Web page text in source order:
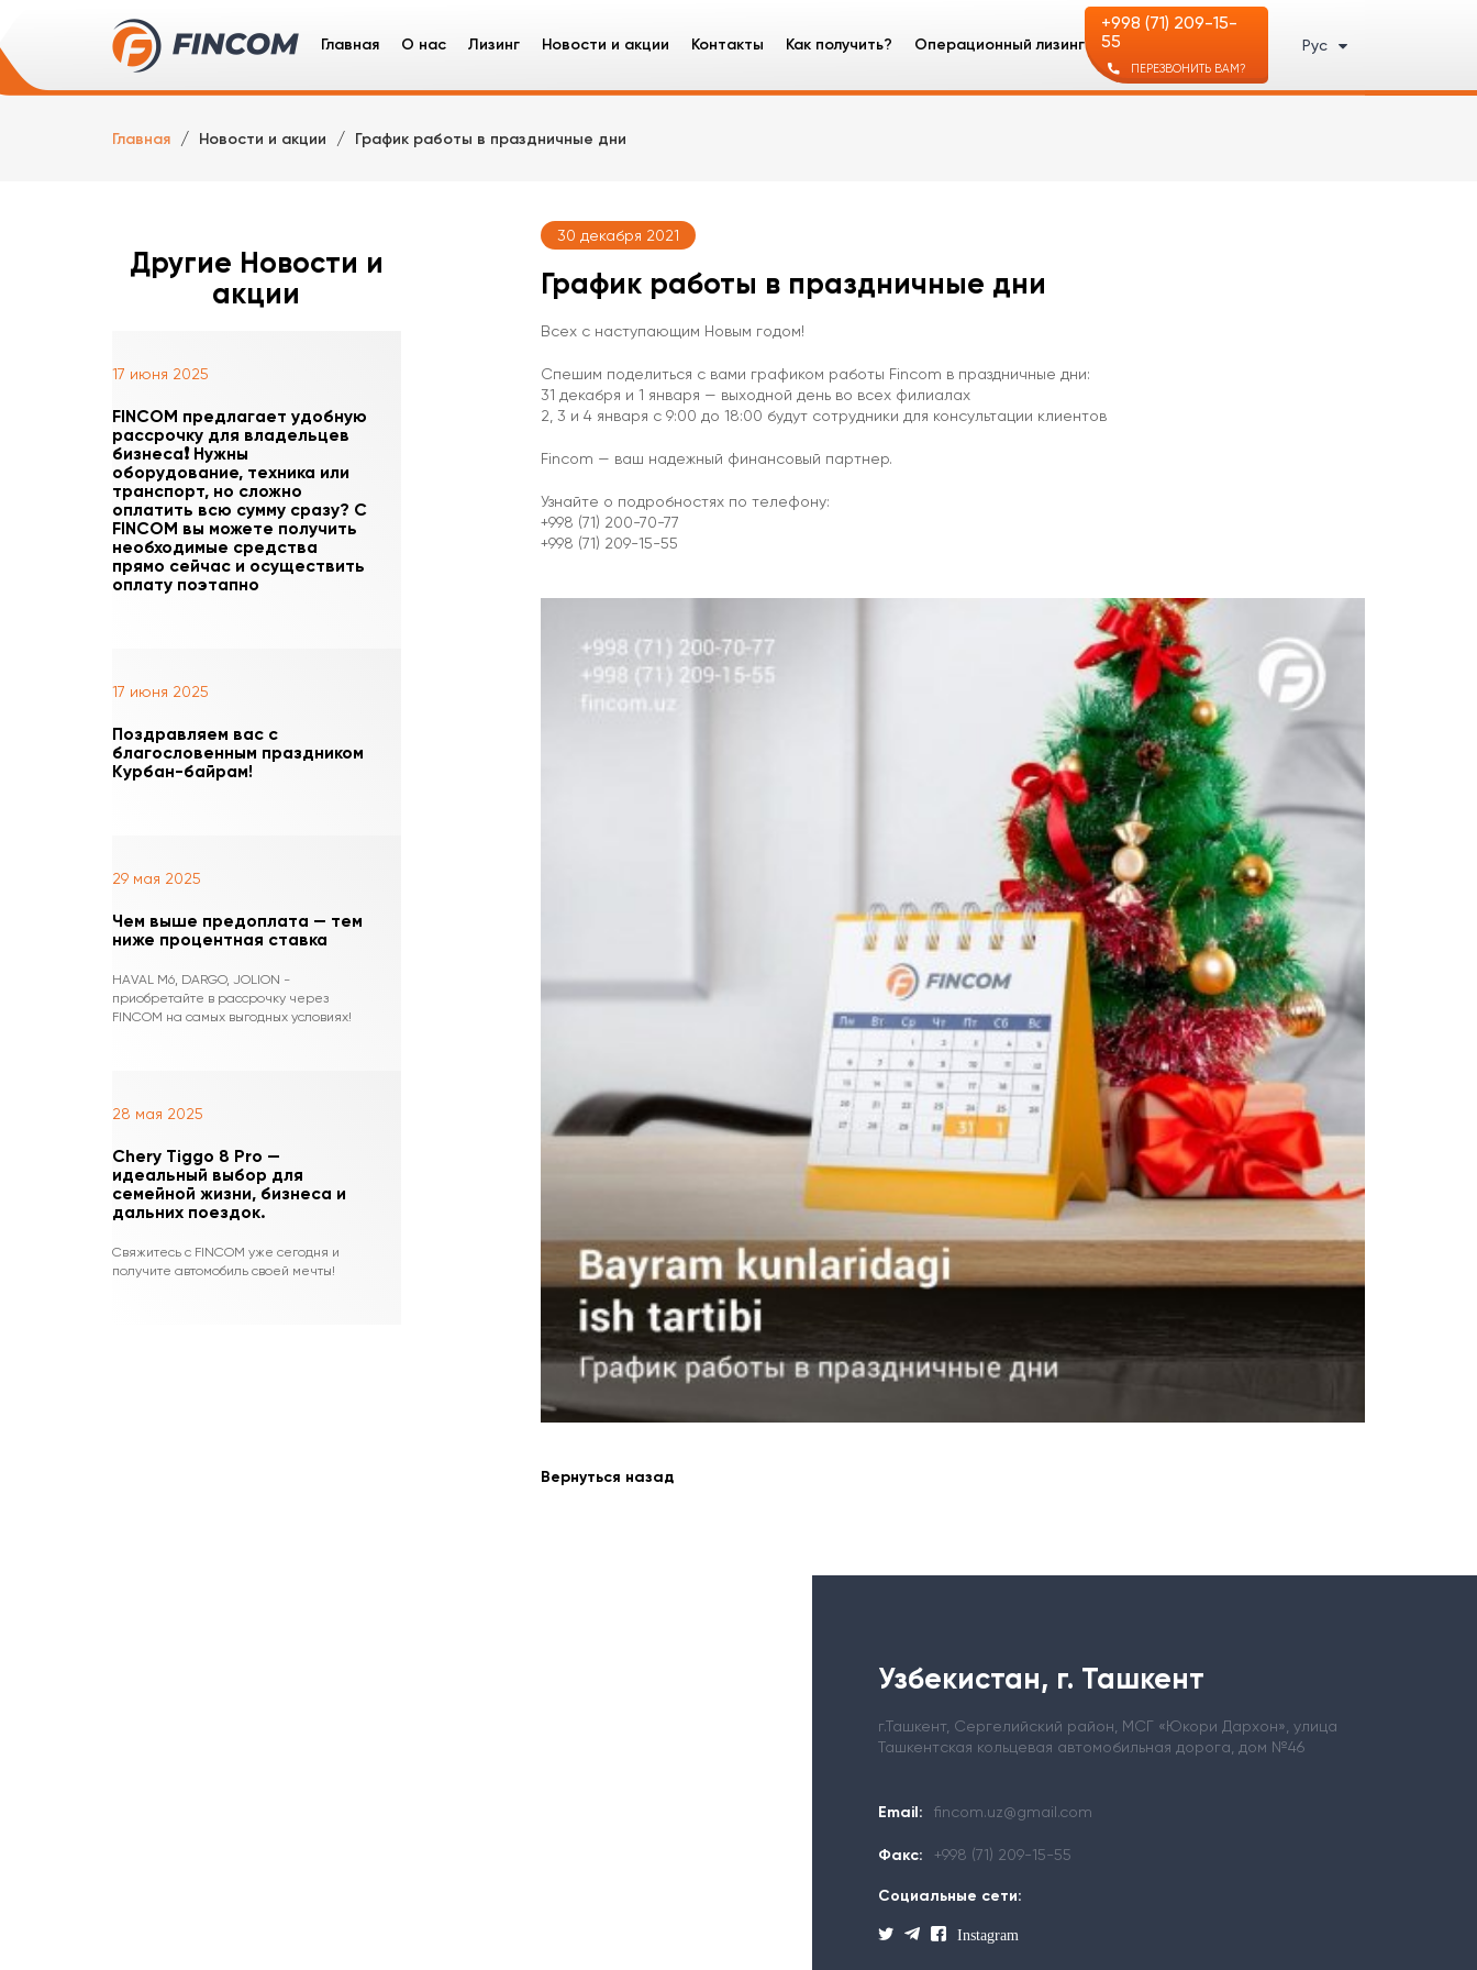
Главная О нас Лизинг
Грузовые автомобили
Легковые автомобили
Новости и акции Контакты Как получить? Операционный лизинг
+998 (71) 209-15-
55
ПЕРЕЗВОНИТЬ ВАМ?
Рус
Главная Новости и акции График работы в праздничные дни
Другие Новости и
акции
17 июня 2025
FINCOM предлагает удобную
рассрочку для владельцев
бизнеса❗️ Нужны
оборудование, техника или
транспорт, но сложно
оплатить всю сумму сразу? С
FINCOM вы можете получить
необходимые средства
прямо сейчас и осуществить
оплату поэтапно
17 июня 2025
Поздравляем вас с
благословенным праздником
Курбан-байрам!
29 мая 2025
Чем выше предоплата — тем
ниже процентная ставка
HAVAL M6, DARGO, JOLION -
приобретайте в рассрочку через
FINCOM на самых выгодных условиях!
28 мая 2025
Chery Tiggo 8 Pro —
идеальный выбор для
семейной жизни, бизнеса и
дальних поездок.
Свяжитесь с FINCOM уже сегодня и
получите автомобиль своей мечты!
30 декабря 2021
График работы в праздничные дни
Всех с наступающим Новым годом!
Спешим поделиться с вами графиком работы Fincom в праздничные дни:
31 декабря и 1 января — выходной день во всех филиалах
2, 3 и 4 января с 9:00 до 18:00 будут сотрудники для консультации клиентов
Fincom — ваш надежный финансовый партнер.
Узнайте о подробностях по телефону:
+998 (71) 200-70-77
+998 (71) 209-15-55
Вернуться назад
Узбекистан, г. Ташкент
г.Ташкент, Сергелийский район, МСГ «Юкори Дархон», улица
Ташкентская кольцевая автомобильная дорога, дом №46
Email: fincom.uz@gmail.com
Факс: +998 (71) 209-15-55
Социальные сети:
Instagram